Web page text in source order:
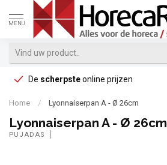
MENU
De scherpsteonline prijzen
Home / Lyonnaiserpan A - Ø 26cm
Lyonnaiserpan A - Ø 26cm
PUJADAS